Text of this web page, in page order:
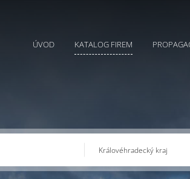
ÚVOD KATALOG FIREM